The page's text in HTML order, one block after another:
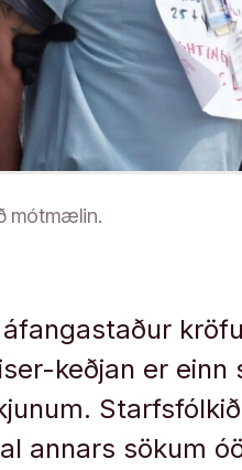
mótmælin.
keðjan er
annars sökum